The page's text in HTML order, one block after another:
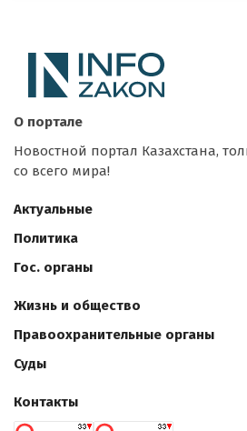
О портале
Новостной портал Казахстана,
со всего мира!
Актуальные
Политика
Гос. органы
Жизнь и общество
Правоохранительные органы
Суды
Контакты